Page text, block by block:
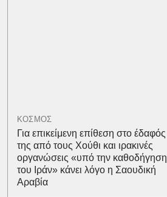
ΚΟΣΜΟΣ
Για επικείμενη επίθεση στο έδαφός
της από τους Χούθι και ιρακινές
οργανώσεις «υπό την καθοδήγηση
του Ιράν» κάνει λόγο η Σαουδική
Αραβία